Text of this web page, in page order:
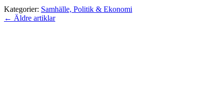
Kategorier: Samhälle, Politik & Ekonomi
← Äldre artiklar